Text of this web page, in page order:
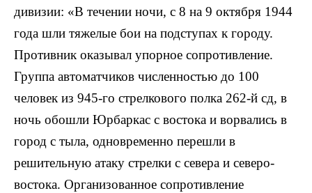
дивизии: «В течении ночи, с 8 на 9 октября 1944
года шли тяжелые бои на подступах к городу.
Противник оказывал упорное сопротивление.
Группа автоматчиков численностью до 100
человек из 945-го стрелкового полка 262-й сд, в
ночь обошли Юрбаркас с востока и ворвались в
город с тыла, одновременно перешли в
решительную атаку стрелки с севера и северо-
востока. Организованное сопротивление